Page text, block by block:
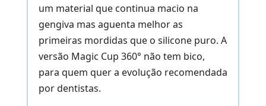
um material que continua macio na
gengiva mas aguenta melhor as
primeiras mordidas que o silicone puro. A
versão Magic Cup 360° não tem bico,
para quem quer a evolução recomendada
por dentistas.